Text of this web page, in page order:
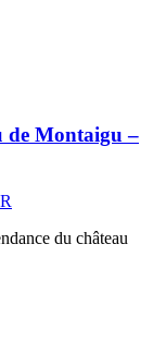
de Montaigu –
du château